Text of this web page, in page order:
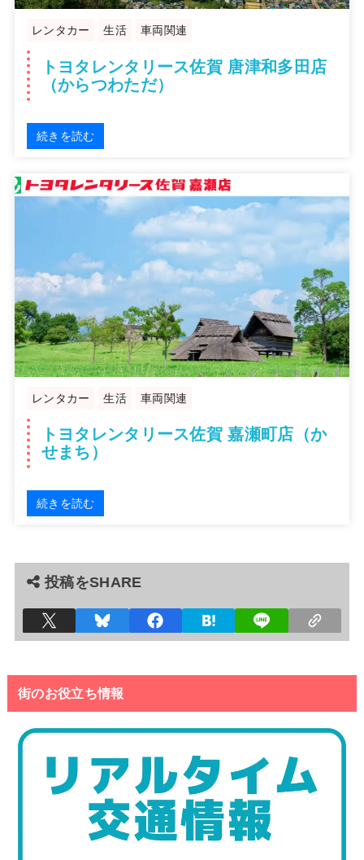
レンタカー 生活 車両関連
トヨタレンタリース佐賀 唐津和多田店
（からつわただ）
続きを読む
レンタカー 生活 車両関連
トヨタレンタリース佐賀 嘉瀬町店（か
せまち）
続きを読む
投稿をSHARE
街のお役立ち情報